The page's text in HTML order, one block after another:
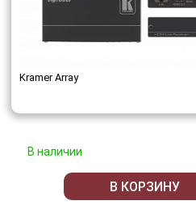
Kramer Array
В наличии
В КОРЗИНУ